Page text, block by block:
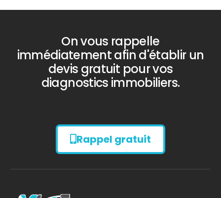
Diagnostic
AMIANTE
On vous rappelle
immédiatement afin d'établir un
devis gratuit pour vos
diagnostics immobiliers.
Rappel gratuit